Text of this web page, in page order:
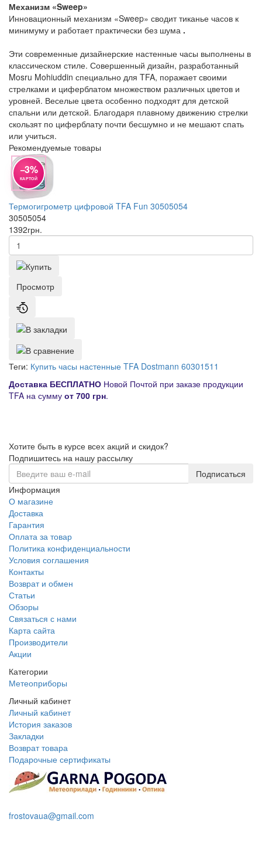
Механизм «Sweep»
Инновационный механизм «Sweep» сводит тиканье часов к
минимуму и работает практически без шума .
Эти современные дизайнерские настенные часы выполнены в
классическом стиле. Совершенный дизайн, разработанный
Mosru Mohiuddin специально для TFA, поражает своими
стрелками и циферблатом множеством различных цветов и
уровней. Веселые цвета особенно подходят для детской
спальни или детской. Благодаря плавному движению стрелки
скользят по циферблату почти бесшумно и не мешают спать
или учиться.
Рекомендуемые товары
−3%
КАРТОЙ
Термогигрометр цифровой TFA Fun 30505054
30505054
1392грн.
Просмотр
Теги: Купить часы настенные TFA Dostmann 60301511
Доставка БЕСПЛАТНО Новой Почтой при заказе продукции
TFA на сумму от 700 грн.
Хотите быть в курсе всех акций и скидок?
Подпишитесь на нашу рассылку
Подписаться
Информация
О магазине
Доставка
Гарантия
Оплата за товар
Политика конфиденциальности
Условия соглашения
Контакты
Возврат и обмен
Статьи
Обзоры
Связаться с нами
Карта сайта
Производители
Акции
Категории
Метеоприборы
Личный кабинет
Личный кабинет
История заказов
Закладки
Возврат товара
Подарочные сертификаты
frostovaua@gmail.com